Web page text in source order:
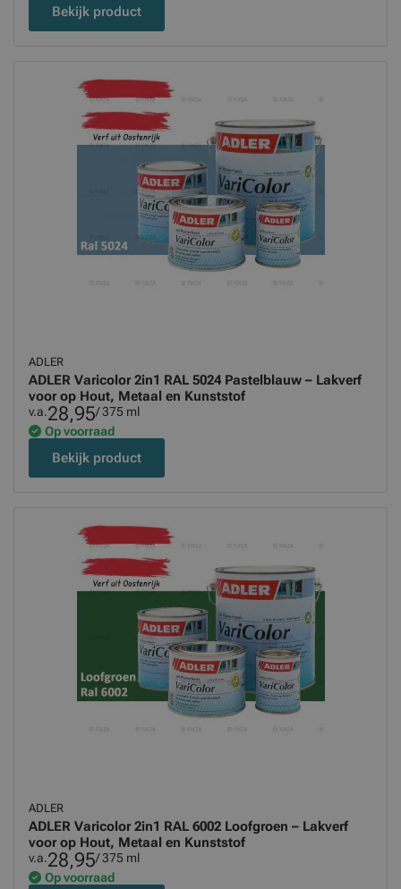
Bekijk product
ADLER
ADLER Varicolor 2in1 RAL 5024 Pastelblauw – Lakverf
voor op Hout, Metaal en Kunststof
v.a.28,95/ 375 ml
Op voorraad
Bekijk product
ADLER
ADLER Varicolor 2in1 RAL 6002 Loofgroen – Lakverf
voor op Hout, Metaal en Kunststof
v.a.28,95/ 375 ml
Op voorraad